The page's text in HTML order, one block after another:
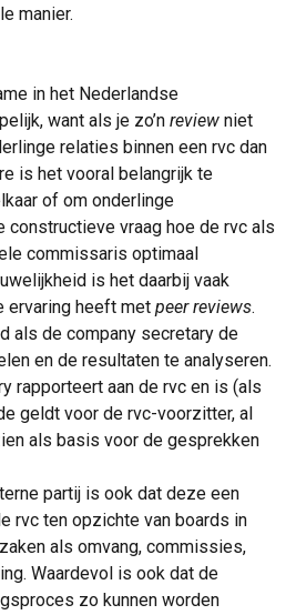
manier.
in het Nederlandse
want als je zo’n review niet
relaties binnen een rvc dan
is het vooral belangrijk te
of om onderlinge
vraag hoe de rvc als
commissaris optimaal
is het daarbij vaak
ervaring heeft met peer reviews.
als de company secretary de
en de resultaten te analyseren.
rapporteert aan de rvc en is (als
geldt voor de rvc-voorzitter, al
als basis voor de gesprekken
partij is ook dat deze een
rvc ten opzichte van boards in
als omvang, commissies,
Waardevol is ook dat de
zo kunnen worden